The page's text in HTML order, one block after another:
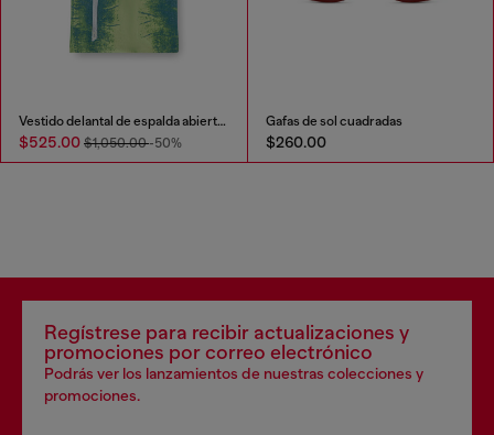
Vestido delantal de espalda abierta en denim satinado de color
$525.00 $1,050.00-50%
Gafas de sol cuadradas
$260.00
Regístrese para recibir actualizaciones y
promociones por correo electrónico
Podrás ver los lanzamientos de nuestras colecciones y
promociones.